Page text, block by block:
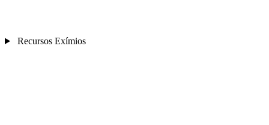
Recursos Exímios